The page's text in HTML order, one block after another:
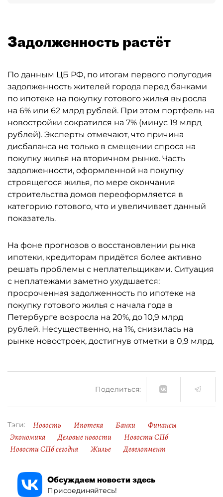
Задолженность растёт
По данным ЦБ РФ, по итогам первого полугодия
задолженность жителей города перед банками
по ипотеке на покупку готового жилья выросла
на 6% или 62 млрд рублей. При этом портфель на
новостройки сократился на 7% (минус 19 млрд
рублей). Эксперты отмечают, что причина
дисбаланса не только в смещении спроса на
покупку жилья на вторичном рынке. Часть
задолженности, оформленной на покупку
строящегося жилья, по мере окончания
строительства домов переоформляется в
категорию готового, что и увеличивает данный
показатель.
На фоне прогнозов о восстановлении рынка
ипотеки, кредиторам придётся более активно
решать проблемы с неплательщиками. Ситуация
с неплатежами заметно ухудшается:
просроченная задолженность по ипотеке на
покупку готового жилья с начала года в
Петербурге возросла на 20%, до 10,9 млрд
рублей. Несущественно, на 1%, снизилась на
рынке новостроек, достигнув отметки в 0,9 млрд.
Поделиться:
Тэги: Новость Ипотека Банки
Финансы
Экономика
Деловые новости
Новости СПб
Новости СПб сегодня
Жилье Девелопмент
Обсуждаем новости здесь
Присоединяйтесь!